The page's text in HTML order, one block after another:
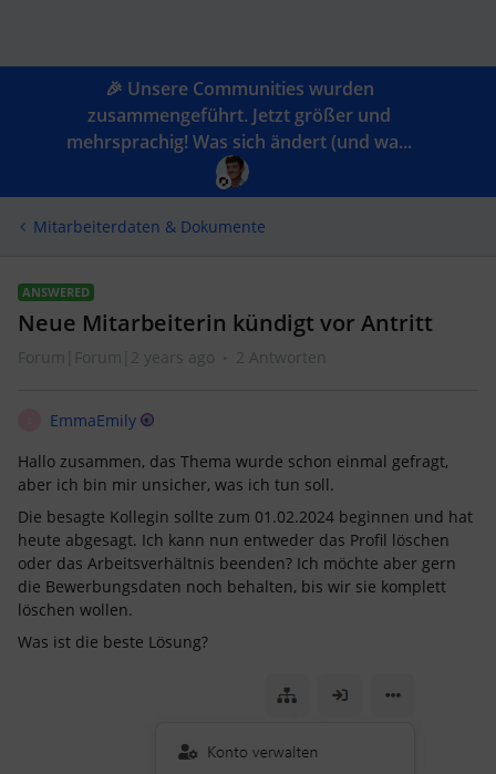
🎉 Unsere Communities wurden
zusammengeführt. Jetzt größer und
mehrsprachig! Was sich ändert (und wa...
Mitarbeiterdaten & Dokumente
ANSWERED
Neue Mitarbeiterin kündigt vor Antritt
Forum|Forum|2 years ago 2 Antworten
EmmaEmily
Hallo zusammen, das Thema wurde schon einmal gefragt,
aber ich bin mir unsicher, was ich tun soll.
Die besagte Kollegin sollte zum 01.02.2024 beginnen und hat
heute abgesagt. Ich kann nun entweder das Profil löschen
oder das Arbeitsverhältnis beenden? Ich möchte aber gern
die Bewerbungsdaten noch behalten, bis wir sie komplett
löschen wollen.
Was ist die beste Lösung?